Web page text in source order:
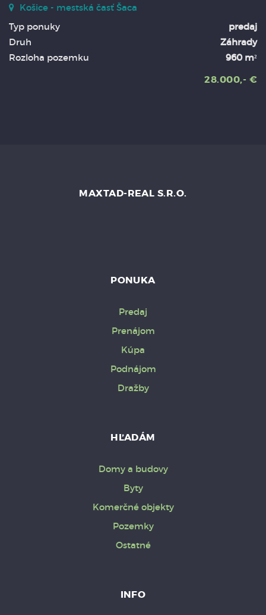
Košice - mestská časť Šaca
Typ ponuky
predaj
Druh
Záhrady
Rozloha pozemku
960 m²
28.000,- €
MAXTAD-REAL S.R.O.
PONUKA
Predaj
Prenájom
Kúpa
Podnájom
Dražby
HĽADÁM
Domy a budovy
Byty
Komerčné objekty
Pozemky
Ostatné
INFO